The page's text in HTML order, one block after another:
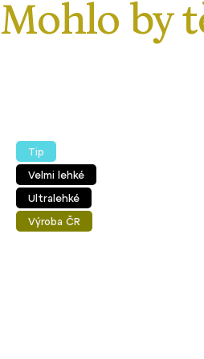
Tip
Velmi lehké
Ultralehké
Výroba ČR